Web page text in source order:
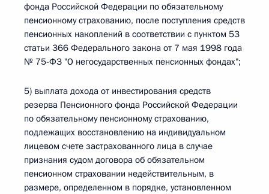
фонда Российской Федерации по обязательному
пенсионному страхованию, после поступления средств
пенсионных накоплений в соответствии с пунктом 53
статьи 366 Федерального закона от 7 мая 1998 года
№ 75-ФЗ "О негосударственных пенсионных фондах";
5) выплата дохода от инвестирования средств
резерва Пенсионного фонда Российской Федерации
по обязательному пенсионному страхованию,
подлежащих восстановлению на индивидуальном
лицевом счете застрахованного лица в случае
признания судом договора об обязательном
пенсионном страховании недействительным, в
размере, определенном в порядке, установленном